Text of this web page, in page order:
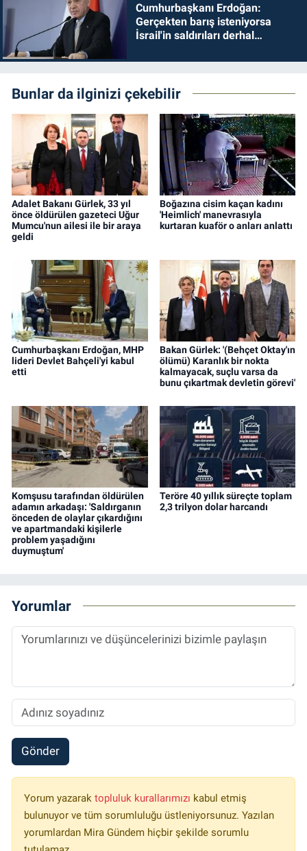
Cumhurbaşkanı Erdoğan:
Gerçekten barış isteniyorsa
İsrail'in saldırıları derhal
Bunlar da ilginizi çekebilir
Adalet Bakanı Gürlek, 33 yıl
önce öldürülen gazeteci Uğur
Mumcu'nun ailesi ile bir araya
geldi
Boğazına cisim kaçan kadını
'Heimlich' manevrasıyla
kurtaran kuaför o anları anlattı
Cumhurbaşkanı Erdoğan, MHP
lideri Devlet Bahçeli'yi kabul
etti
Bakan Gürlek: '(Behçet Oktay'ın
ölümü) Karanlık bir nokta
kalmayacak, suçlu varsa da
bunu çıkartmak devletin görevi'
Komşusu tarafından öldürülen
adamın arkadaşı: 'Saldırganın
önceden de olaylar çıkardığını
ve apartmandaki kişilerle
problem yaşadığını
duymuştum'
Teröre 40 yıllık süreçte toplam
2,3 trilyon dolar harcandı
Yorumlar
Gönder
Yorum yazarak topluluk kurallarımızı kabul etmiş
bulunuyor ve tüm sorumluluğu üstleniyorsunuz. Yazılan
yorumlardan Mira Gündem hiçbir şekilde sorumlu